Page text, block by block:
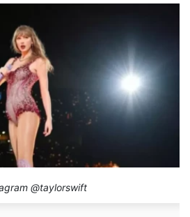
@taylorswift